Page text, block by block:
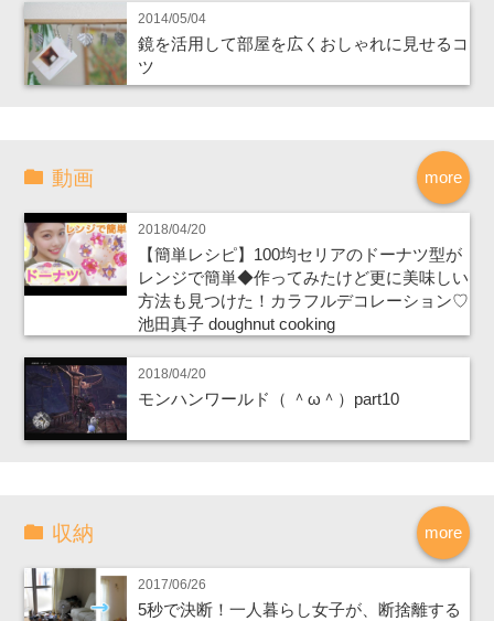
2014/05/04
鏡を活用して部屋を広くおしゃれに見せるコ
ツ
more
動画
2018/04/20
【簡単レシピ】100均セリアのドーナツ型が
レンジで簡単◆作ってみたけど更に美味しい
方法も見つけた！カラフルデコレーション♡
池田真子 doughnut cooking
2018/04/20
モンハンワールド（ ＾ω＾）part10
more
収納
2017/06/26
5秒で決断！一人暮らし女子が、断捨離する